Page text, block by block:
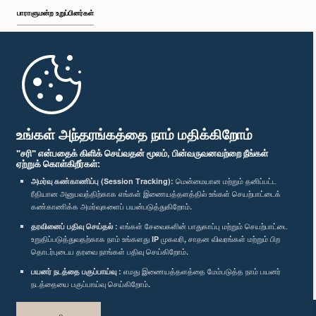
உங்கள் அந்தரங்கத்தை நாம் மதிக்கிறோம்
"சரி" என்பதைக் கிளிக் செய்வதன் மூலம், பின்வருவனவற்றை நீங்கள்
ஏற்றுக் கொள்கிறீர்கள்:
அமர்வு கண்காணிப்பு (Session Tracking): மென்மையான மற்றும் தனிப்பட்ட
ரீதியான அனுபவத்திற்காக எங்கள் இணையத்தளத்தில் உங்கள் செயற்பாட்டைக்
கண்காணிக்க அமர்வுகளைப் பயன்படுத்துகிறோம்.
தரவினைப் பதிவு செய்தல் : எங்கள் சேவைகளின் பாதுகாப்பு மற்றும் செயற்பாட்டை
உறுதிப்படுத்துவதற்காக நாம் உங்களது IP முகவரி, சாதன விவரங்கள் மற்றும் பிற
தொடர்புடைய தரவை நாங்கள் பதிவு செய்கிறோம்.
பயனர் நடத்தை பகுப்பாய்வு : எமது இணையத்தளத்தை மேம்படுத்த நாம் பயனர்
நடத்தையை பகுப்பாய்வு செய்கிறோம்.
பாராளுமன்ற உறுப்பினர்கள்
முதற்பக்கம்
பாராளுமன்ற கையடக்க செயலி
எம்மை பின்தொடர்க :
விருதுகள்
தனியுரிமைக் கொள்கை